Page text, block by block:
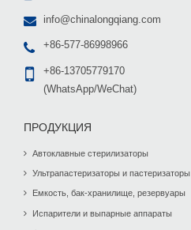
info@chinalongqiang.com
+86-577-86998966
+86-13705779170
(WhatsApp/WeChat)
ПРОДУКЦИЯ
Автоклавные стерилизаторы
Ультрапастеризаторы и пастеризаторы
Емкость, бак-хранилище, резервуары
Испарители и выпарные аппараты